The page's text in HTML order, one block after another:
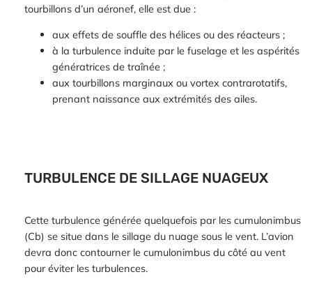
tourbillons d’un aéronef, elle est due :
aux effets de souffle des hélices ou des réacteurs ;
à la turbulence induite par le fuselage et les aspérités
génératrices de traînée ;
aux tourbillons marginaux ou vortex contrarotatifs,
prenant naissance aux extrémités des ailes.
TURBULENCE DE SILLAGE NUAGEUX
Cette turbulence générée quelquefois par les cumulonimbus
(Cb) se situe dans le sillage du nuage sous le vent. L’avion
devra donc contourner le cumulonimbus du côté au vent
pour éviter les turbulences.